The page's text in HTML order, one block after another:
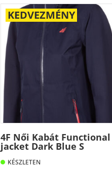
KEDVEZMÉNY
4F Női Kabát Functional
jacket Dark Blue S
KÉSZLETEN